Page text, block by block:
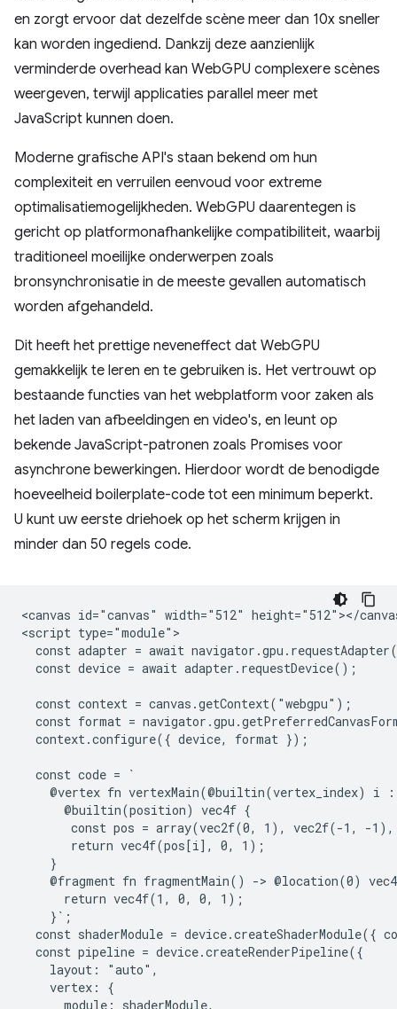
en zorgt ervoor dat dezelfde scène meer dan 10x sneller
kan worden ingediend. Dankzij deze aanzienlijk
verminderde overhead kan WebGPU complexere scènes
weergeven, terwijl applicaties parallel meer met
JavaScript kunnen doen.
Moderne grafische API's staan ​​bekend om hun
complexiteit en verruilen eenvoud voor extreme
optimalisatiemogelijkheden. WebGPU daarentegen is
gericht op platformonafhankelijke compatibiliteit, waarbij
traditioneel moeilijke onderwerpen zoals
bronsynchronisatie in de meeste gevallen automatisch
worden afgehandeld.
Dit heeft het prettige neveneffect dat WebGPU
gemakkelijk te leren en te gebruiken is. Het vertrouwt op
bestaande functies van het webplatform voor zaken als
het laden van afbeeldingen en video's, en leunt op
bekende JavaScript-patronen zoals Promises voor
asynchrone bewerkingen. Hierdoor wordt de benodigde
hoeveelheid boilerplate-code tot een minimum beperkt.
U kunt uw eerste driehoek op het scherm krijgen in
minder dan 50 regels code.
<canvas id="canvas" width="512" height="512"></
<script type="module">
const adapter = await
  const device = await adapter.requestDevice();
  const context = canvas.getContext("webgpu");
const format =
  context.configure({ device, format });
  const code = `
@vertex fn vertexMain(@builtin(vertex_index) i
      @builtin(position) vec4f {
const pos = array(vec2f(0, 1), vec2f(-1, -
       return vec4f(pos[i], 0, 1);
    }
@fragment fn fragmentMain() -> @location(0)
      return vec4f(1, 0, 0, 1);
    }`;
const shaderModule = device.createShaderModule({
  const pipeline = device.createRenderPipeline({
    layout: "auto",
    vertex: {
      module: shaderModule,